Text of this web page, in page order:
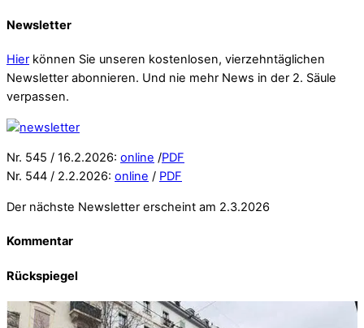
Newsletter
Hier können Sie unseren kostenlosen, vierzehntäglichen
Newsletter abonnieren. Und nie mehr News in der 2. Säule
verpassen.
Nr. 545 / 16.2.2026: online /PDF
Nr. 544 / 2.2.2026: online / PDF
Der nächste Newsletter erscheint am 2.3.2026
Kommentar
Rückspiegel